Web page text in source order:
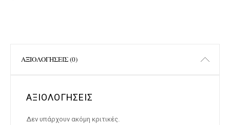
ΑΞΙΟΛΟΓΉΣΕΙΣ (0)
ΑΞΙΟΛΟΓΉΣΕΙΣ
Δεν υπάρχουν ακόμη κριτικές.